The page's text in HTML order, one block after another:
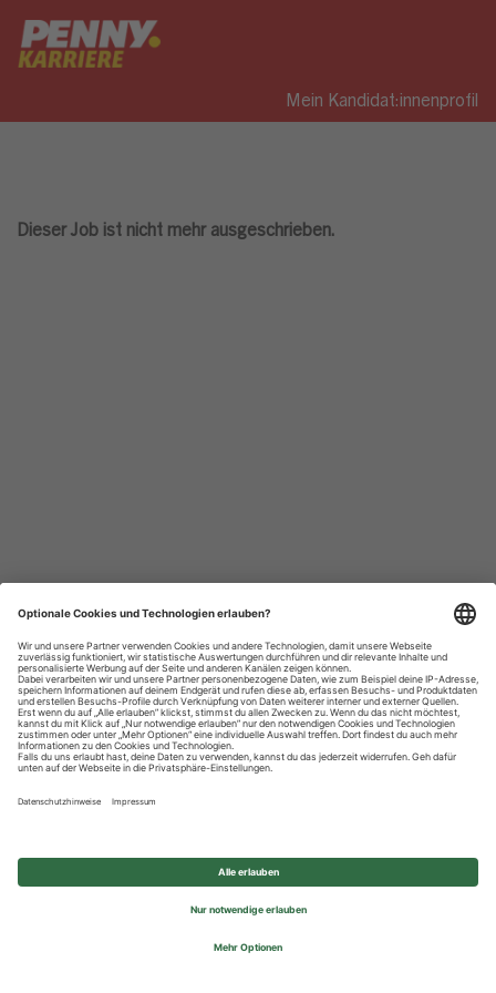
Mein Kandidat:innenprofil
Dieser Job ist nicht mehr ausgeschrieben.
Datenschutzhinweise
Impressum
Privatsphäre-Einstellungen
© 2026 REWE Group - All rights reserved